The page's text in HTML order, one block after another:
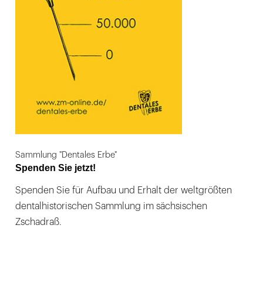
Sammlung "Dentales Erbe"
Spenden Sie jetzt!
Spenden Sie für Aufbau und Erhalt der weltgrößten
dentalhistorischen Sammlung im sächsischen
Zschadraß.